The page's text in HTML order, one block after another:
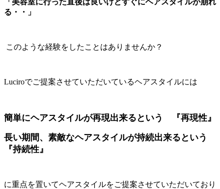
る・・」
このような経験をしたことはありませんか？
Luciroでご提案させていただいているヘアスタイルには
簡単にヘアスタイルが再現出来るという 『再現性』
長い期間、素敵なヘアスタイルが持続出来るという
『持続性』
に重点を置いてヘアスタイルをご提案させていただいており